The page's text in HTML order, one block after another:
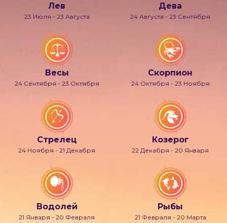
Лев
23 Июля - 23 Августа
Дева
24 Августа - 23 Сентября
Весы
24 Сентября - 23 Октября
Скорпион
24 Октября - 23 Ноября
Стрелец
24 Ноября - 21 Декабря
Козерог
22 Декабря - 20 Января
Водолей
21 Января - 20 Февраля
Рыбы
21 Февраля - 20 Марта